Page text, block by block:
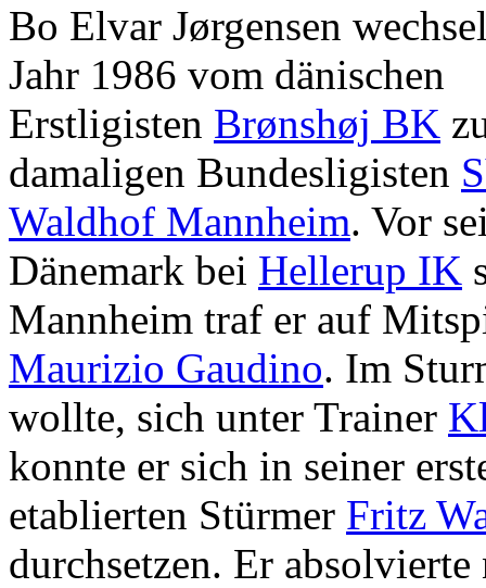
Bo Elvar Jørgensen
Jahr 1986 vom dänischen
Erstligisten Brønshøj BK
damaligen Bundesligisten
Waldhof Mannheim. Vor
Dänemark bei Hellerup IK
Mannheim traf er auf
Maurizio Gaudino. Im
wollte, sich unter Trainer
konnte er sich in seiner
etablierten Stürmer Fritz
durchsetzen. Er